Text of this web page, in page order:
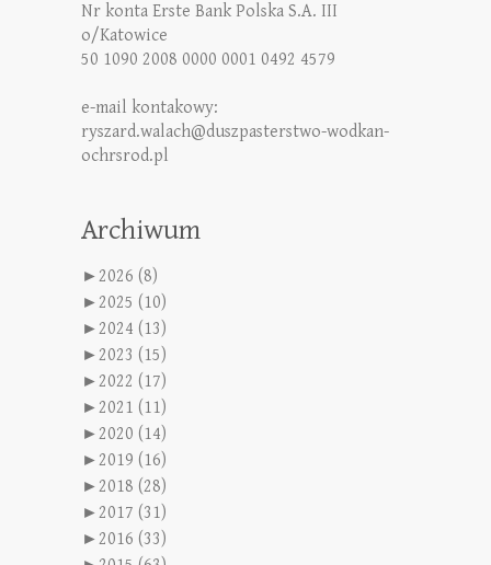
Nr konta Erste Bank Polska S.A. III
o/Katowice
50 1090 2008 0000 0001 0492 4579
e-mail kontakowy:
ryszard.walach@duszpasterstwo-wodkan-
ochrsrod.pl
Archiwum
►2026 (8)
►2025 (10)
►2024 (13)
►2023 (15)
►2022 (17)
►2021 (11)
►2020 (14)
►2019 (16)
►2018 (28)
►2017 (31)
►2016 (33)